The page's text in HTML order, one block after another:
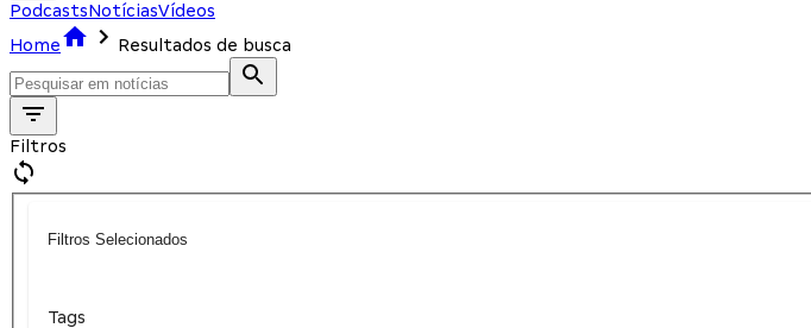
PodcastsNotíciasVídeos
Home
Resultados de busca
Filtros
Filtros Selecionados
Tags